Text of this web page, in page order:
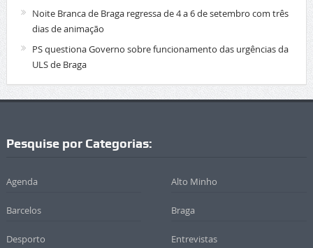
Noite Branca de Braga regressa de 4 a 6 de setembro com três
dias de animação
PS questiona Governo sobre funcionamento das urgências da
ULS de Braga
Pesquise por Categorias:
Agenda Alto Minho
Barcelos Braga
Desporto Entrevistas